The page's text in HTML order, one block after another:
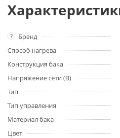
? Бренд
Способ нагрева
Конструкция бака
Напряжение сети (В)
Тип
Тип управления
Материал бака
Цвет